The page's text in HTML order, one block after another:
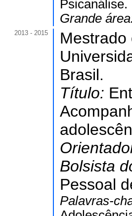
Psicanálise.
Grande
2013 - 2015
Mestrado
Brasil.
Título:
Bolsista
Pessoal
Palavras-